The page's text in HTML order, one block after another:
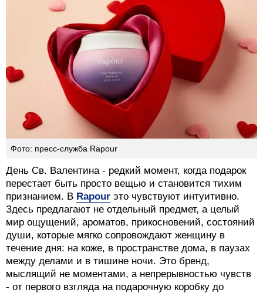
Фото: пресс-служба Rapour
День Св. Валентина - редкий момент, когда подарок
перестает быть просто вещью и становится тихим
признанием. В Rapour это чувствуют интуитивно.
Здесь предлагают не отдельный предмет, а целый
мир ощущений, ароматов, прикосновений, состояний
души, которые мягко сопровождают женщину в
течение дня: на коже, в пространстве дома, в паузах
между делами и в тишине ночи. Это бренд,
мыслящий не моментами, а непрерывностью чувств
- от первого взгляда на подарочную коробку до